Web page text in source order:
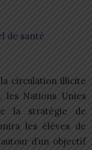
de santé
circulation illicite
les Nations Unies
la stratégie de
les élèves de
d’un objectif